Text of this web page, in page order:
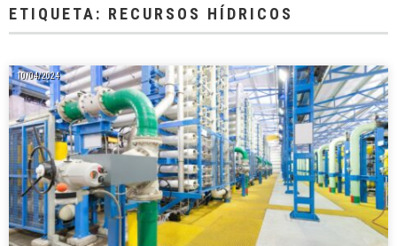
ETIQUETA: RECURSOS HÍDRICOS
10/04/2024